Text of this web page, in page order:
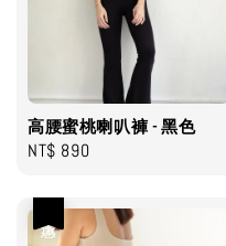
高腰蜜桃喇叭褲 - 黑色
Regular
NT$ 890